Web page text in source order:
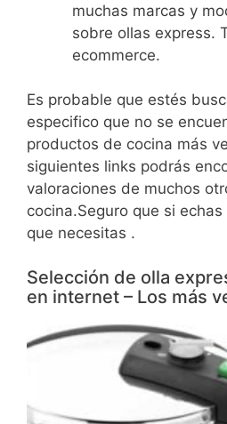
muchas marcas y
sobre ollas express.
ecommerce.
Es probable que estés
especifico que no se
productos de cocina más
siguientes links podrás
valoraciones de muchos
cocina.Seguro que si
que necesitas .
Selección de olla
en internet – Los más